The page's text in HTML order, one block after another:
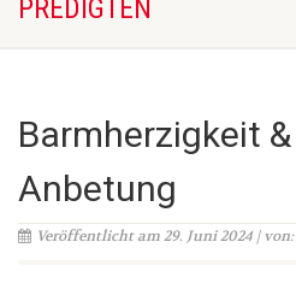
PREDIGTEN
Barmherzigkeit &
Anbetung
Veröffentlicht am 29. Juni 2024 | von: